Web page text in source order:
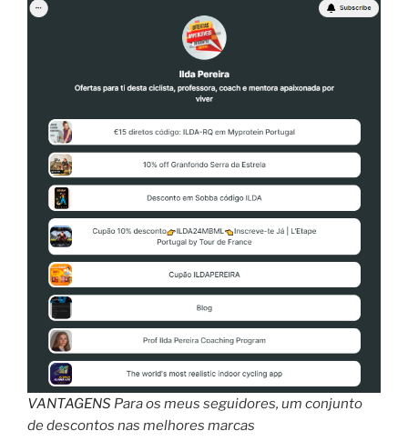
propósito
passos”
VANTAGENS Para os meus seguidores, um conjunto
de descontos nas melhores marcas